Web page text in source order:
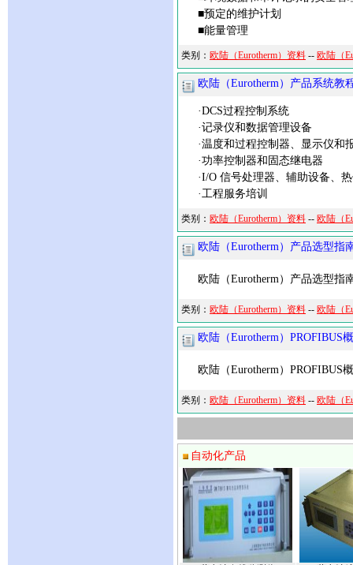
■预定的维护计划
■能量管理
类别： 欧陆（Eurotherm）资料 -- 欧陆（
欧陆（Eurotherm）产品系统教
·DCS过程控制系统
·记录仪和数据管理设备
·温度和过程控制器、显示仪和
·功率控制器和固态继电器
·I/O 信号处理器、辅助设备、
·工程服务培训
类别： 欧陆（Eurotherm）资料 -- 欧陆（
欧陆（Eurotherm）产品选型指
欧陆（Eurotherm）产品选型指
类别： 欧陆（Eurotherm）资料 -- 欧陆（
欧陆（Eurotherm）PROFIBUS
欧陆（Eurotherm）PROFIBUS
类别： 欧陆（Eurotherm）资料 -- 欧陆（
自动化产品